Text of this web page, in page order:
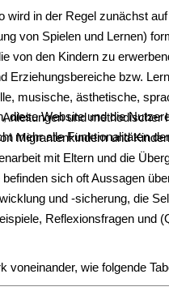
wird in der Regel zunächst
von Spielen und Lernen)
von den Kindern zu
Erziehungsbereiche bzw.
musische, ästhetische,
und methodischer
Migrantenkindern und
mit Eltern und die
sich oft Aussagen
und -sicherung, die
Reflexionsfragen und
wie folgende
Website und die
mehr alle Funktionalitäten